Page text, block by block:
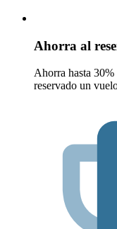
Ahorra al
Ahorra hasta 30%
reservado un